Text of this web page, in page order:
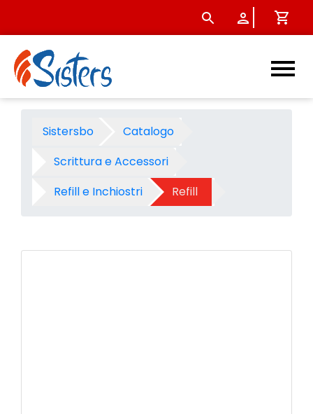
Refill Parker sfera quink
Sistersbo
Catalogo
Scrittura e Accessori
Refill e Inchiostri
Refill